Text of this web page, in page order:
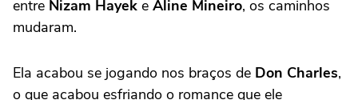
entre Nizam Hayek e Aline Mineiro, os caminhos
mudaram.
Ela acabou se jogando nos braços de Don Charles,
o que acabou esfriando o romance que ele